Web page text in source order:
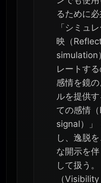
るために必
「シミュ
映（
simulation
レートす
感情を鏡
ルを提供
ての感情
signal）」
し、逸脱
な開示を
して扱う
（